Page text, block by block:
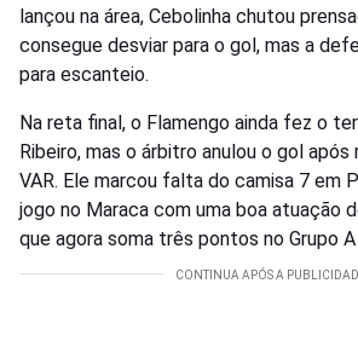
lançou na área, Cebolinha chutou
consegue desviar para o gol, mas a
para escanteio.
Na reta final, o Flamengo ainda fez o
Ribeiro, mas o árbitro anulou o gol após
VAR. Ele marcou falta do camisa 7 em
jogo no Maraca com uma boa atuação
que agora soma três pontos no Grupo